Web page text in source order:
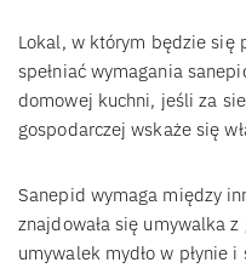
Lokal, w którym będzie się
spełniać wymagania
domowej kuchni, jeśli za
gospodarczej wskaże się
Sanepid wymaga między
znajdowała się umywalka
umywalek mydło w płynie